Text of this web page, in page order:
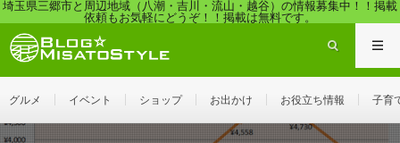
埼玉県三郷市と周辺地域（八潮・吉川・流山・越谷）の情報募集中！！掲載
依頼もお気軽にどうぞ！！掲載は無料です。
グルメ イベント ショップ お出かけ お役立ち情報 子育